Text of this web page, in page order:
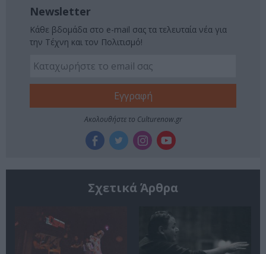
Newsletter
Κάθε βδομάδα στο e-mail σας τα τελευταία νέα για
την Τέχνη και τον Πολιτισμό!
Ακολουθήστε το Culturenow.gr
Σχετικά Άρθρα